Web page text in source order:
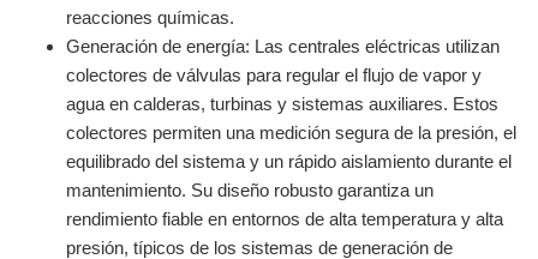
reacciones químicas.
Generación de energía: Las centrales eléctricas utilizan
colectores de válvulas para regular el flujo de vapor y
agua en calderas, turbinas y sistemas auxiliares. Estos
colectores permiten una medición segura de la presión, el
equilibrado del sistema y un rápido aislamiento durante el
mantenimiento. Su diseño robusto garantiza un
rendimiento fiable en entornos de alta temperatura y alta
presión, típicos de los sistemas de generación de